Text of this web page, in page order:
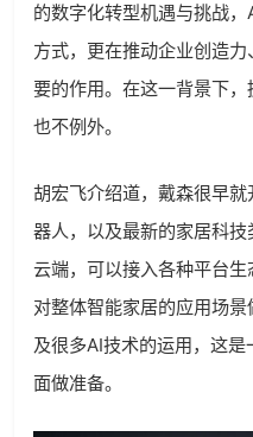
的数字化转型机遇与挑战
方式，更在推动企业创造
要的作用。在这一背景下
也不例外。
胡宏飞介绍道，戴森很早
器人，以及最新的家居科
云端，可以接入各种平台
对整体智能家居的应用场
及很多AI技术的运用，这
面做准备。